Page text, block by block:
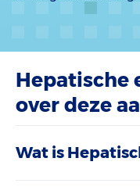
Hepatische
over deze
Wat is